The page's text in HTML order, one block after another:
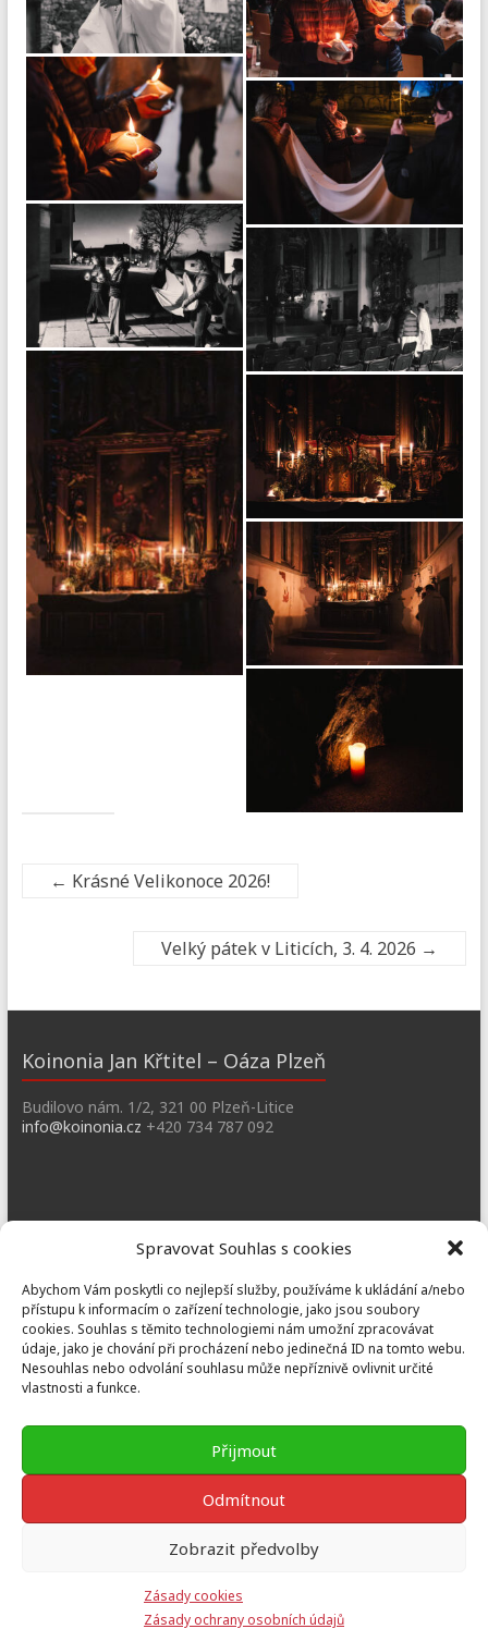
Spravovat Souhlas s cookies
Abychom Vám poskytli co nejlepší služby, používáme k ukládání a/nebo
přístupu k informacím o zařízení technologie, jako jsou soubory
cookies. Souhlas s těmito technologiemi nám umožní zpracovávat
údaje, jako je chování při procházení nebo jedinečná ID na tomto webu.
Nesouhlas nebo odvolání souhlasu může nepříznivě ovlivnit určité
vlastnosti a funkce.
Přijmout
Odmítnout
Zobrazit předvolby
Zásady cookies
Zásady ochrany osobních údajů
← Krásné Velikonoce 2026!
Velký pátek v Liticích, 3. 4. 2026 →
Koinonia Jan Křtitel – Oáza Plzeň
Budilovo nám. 1/2, 321 00 Plzeň-Litice
info@koinonia.cz +420 734 787 092
dobrany@koinonia.cz+420 733 741 190
Prusiny
Nebílovy 36, Nebílovy 332 04
prusiny@koinonia.cz
+420 605 232 788
by:WordPress